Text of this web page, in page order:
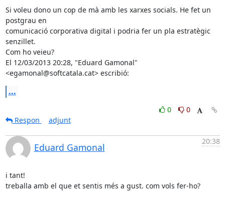
Si voleu dono un cop de mà amb les xarxes socials. He fet un
postgrau en
comunicació corporativa digital i podria fer un pla estratègic
senzillet.
Com ho veieu?
El 12/03/2013 20:28, "Eduard Gamonal"
<egamonal@softcatala.cat> escribió:
...
0
0
Respon
adjunt
Eduard Gamonal
20:38
i tant!
treballa amb el que et sentis més a gust. com vols fer-ho?